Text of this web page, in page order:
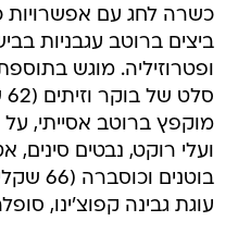
כשרה לחג עם
ביצים ברוטב עגבניות
ופטרוזיליה. מוגש
מוקפץ ברוטב אסייתי,
ועלי רוקט, נבטים סינים,
עוגת גבינה קפוצ'ינו,